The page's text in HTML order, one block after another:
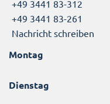
+49 3441 83-312
+49 3441 83-261
Nachricht schreiben
Montag
Dienstag